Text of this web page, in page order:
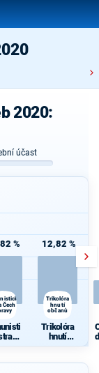
2020:
účast
%
Čech a
a
12,82 %
Trikolóra
hnutí
občanů
Trikolóra
hnutí
občanů